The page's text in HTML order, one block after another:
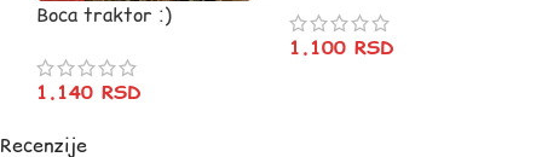
Boca traktor :)
1.140 RSD
1.100 RSD
Recenzije